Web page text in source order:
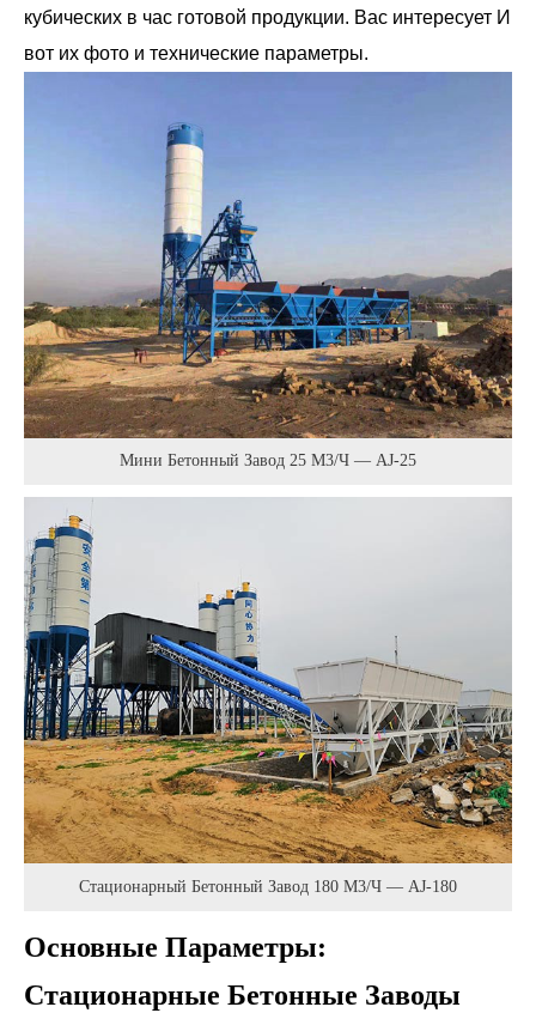
кубических в час готовой продукции. Вас интересует И
вот их фото и технические параметры.
Мини Бетонный Завод 25 М3/ч — AJ-25
Стационарный Бетонный Завод 180 М3/ч — AJ-180
Основные Параметры:
Стационарные Бетонные Заводы